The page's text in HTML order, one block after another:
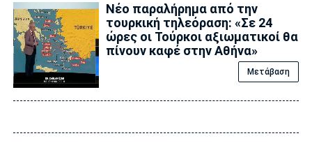
Νέο παραλήρημα από την
τουρκική τηλεόραση: «Σε 24
ώρες οι Τούρκοι αξιωματικοί θα
πίνουν καφέ στην Αθήνα»
Μετάβαση